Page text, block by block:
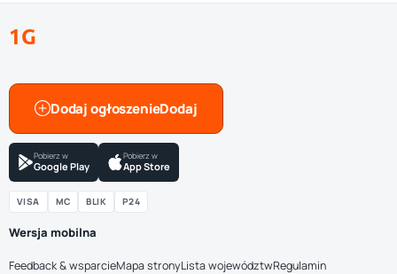
1G
Dodaj ogłoszenie
Pobierz w
Google Play
Pobierz w
App Store
VISA MC BLIK P24
Wersja mobilna
Feedback & wsparcieMapa stronyLista województwRegulamin